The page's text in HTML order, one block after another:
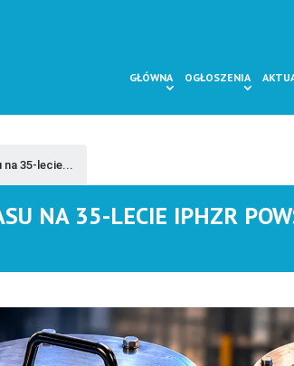
GŁÓWNA OGŁOSZENIA
na 35-lecie...
NA 35-LECIE IPHZR